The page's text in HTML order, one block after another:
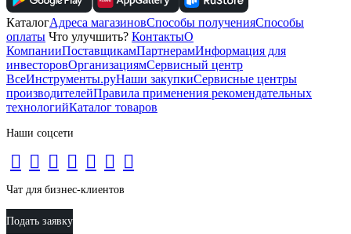
КаталогАдреса магазиновСпособы полученияСпособы
оплаты Что улучшить? КонтактыО
КомпанииПоставщикамПартнерамИнформация для
инвесторовОрганизациямСервисный центр
ВсеИнструменты.руНаши закупкиСервисные центры
производителейПравила применения рекомендательных
технологийКаталог товаров
Наши соцсети
Чат для бизнес-клиентов
Подать заявку